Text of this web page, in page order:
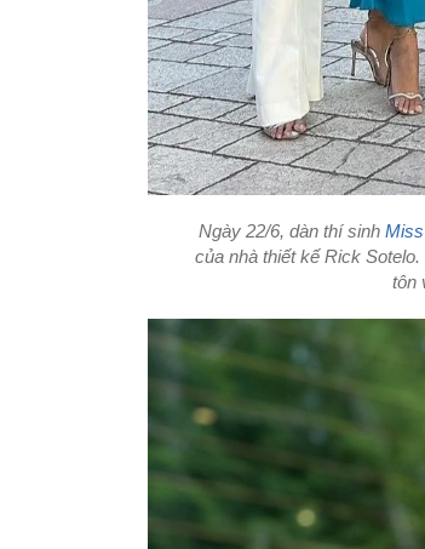
Ngày 22/6, dàn thí sinh
của nhà thiết kế Rick
tôn